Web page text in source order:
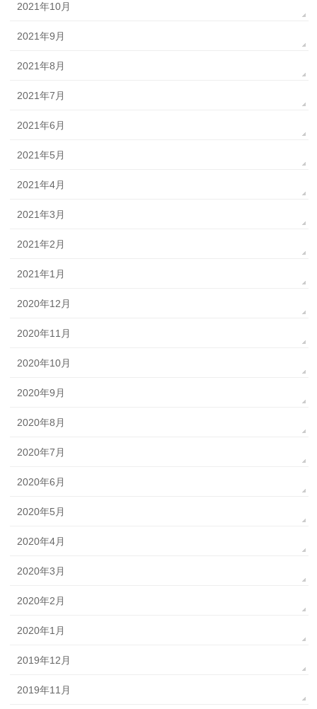
2021年10月
2021年9月
2021年8月
2021年7月
2021年6月
2021年5月
2021年4月
2021年3月
2021年2月
2021年1月
2020年12月
2020年11月
2020年10月
2020年9月
2020年8月
2020年7月
2020年6月
2020年5月
2020年4月
2020年3月
2020年2月
2020年1月
2019年12月
2019年11月